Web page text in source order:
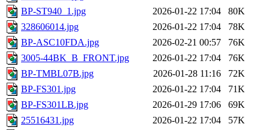
BP-ST940_1.jpg
2026-01-22 17:04
80K
328606014.jpg
2026-01-22 17:04
78K
BP-ASC10FDA.jpg
2026-02-21 00:57
76K
3005-44BK_B_FRONT.jpg
2026-01-22 17:04
76K
BP-TMBL07B.jpg
2026-01-28 11:16
72K
BP-FS301.jpg
2026-01-22 17:04
71K
BP-FS301LB.jpg
2026-01-29 17:06
69K
25516431.jpg
2026-01-22 17:04
57K